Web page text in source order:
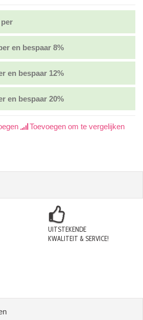
per
en bespaar 8%
en bespaar 12%
en bespaar 20%
Toevoegen om te vergelijken
UITSTEKENDE
KWALITEIT & SERVICE!